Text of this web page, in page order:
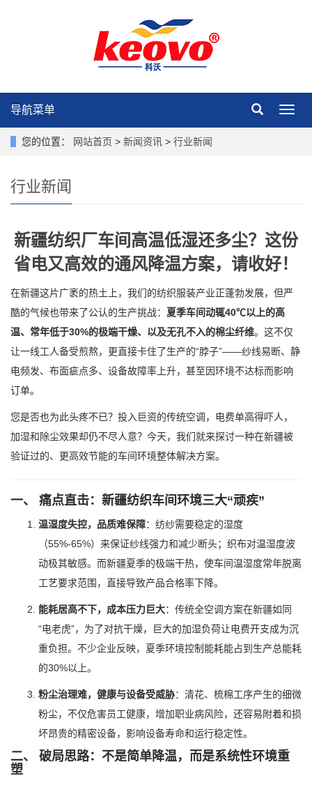
导
导航菜单
您的位置： 网站首页 > 新闻资讯 > 行业新闻
行业新闻
新疆纺织厂车间高温低湿还多尘？这份
省电又高效的通风降温方案，请收好！
在新疆这片广袤的热土上，我们的纺织服装产业正蓬勃发展，但严
酷的气候也带来了公认的生产挑战： 夏季车间动辄40℃以上的高
温、常年低于30%的极端干燥、以及无孔不入的棉尘纤维。这不仅
让一线工人备受煎熬，更直接卡住了生产的“脖子”——纱线易断、静
电频发、布面疵点多、设备故障率上升，甚至因环境不达标而影响
订单。
您是否也为此头疼不已？投入巨资的传统空调，电费单高得吓人，
加湿和除尘效果却仍不尽人意？今天，我们就来探讨一种在新疆被
验证过的、更高效节能的车间环境整体解决方案。
一、 痛点直击：新疆纺织车间环境三大“顽疾”
温湿度失控，品质难保障：纺纱需要稳定的湿度
（55%-65%）来保证纱线强力和减少断头；织布对温湿度波
动极其敏感。而新疆夏季的极端干热，使车间温湿度常年脱离
工艺要求范围，直接导致产品合格率下降。
能耗居高不下，成本压力巨大：传统全空调方案在新疆如同
“电老虎”，为了对抗干燥，巨大的加湿负荷让电费开支成为沉
重负担。不少企业反映，夏季环境控制能耗能占到生产总能耗
的30%以上。
粉尘治理难，健康与设备受威胁：清花、梳棉工序产生的细微
粉尘，不仅危害员工健康，增加职业病风险，还容易附着和损
坏昂贵的精密设备，影响设备寿命和运行稳定性。
二、 破局思路：不是简单降温，而是系统性环境重
塑